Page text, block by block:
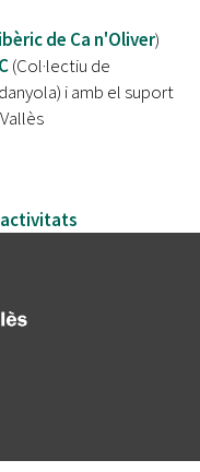
de Ca n'Oliver)
(Col·lectiu de
i amb el suport